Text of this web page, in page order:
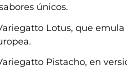
únicos.
Lotus, que
Pistacho, en